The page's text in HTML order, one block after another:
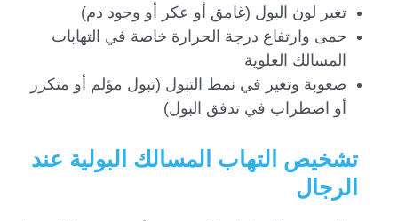
تغير لون البول (غامق أو عكر أو وجود دم)
حمى وارتفاع درجة الحرارة خاصة في التهابات
المسالك العلوية
صعوبة وتغير في نمط التبول (تبول مؤلم أو متكرر
أو اضطراب في تدفق البول)
تشخيص التهاب المسالك البولية عند
الرجال